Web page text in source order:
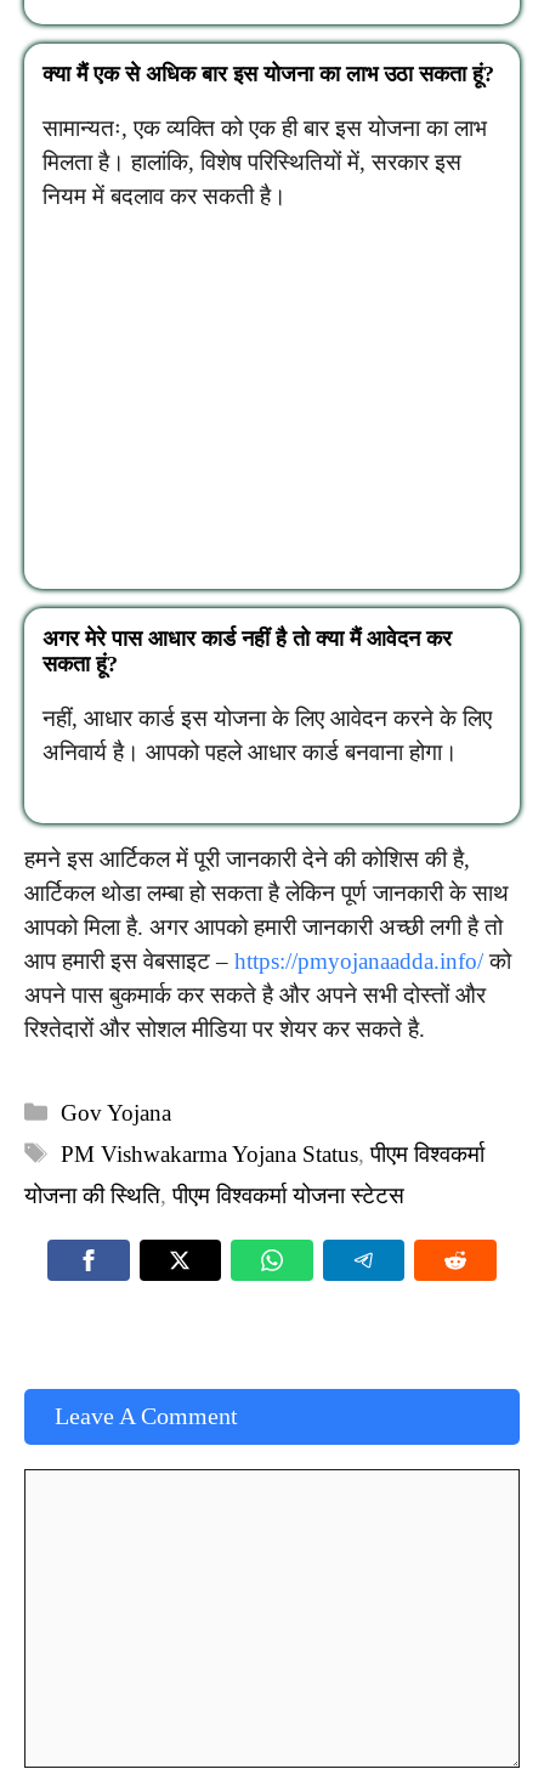
क्या मैं एक से अधिक बार इस योजना का लाभ उठा सकता हूं?
सामान्यतः, एक व्यक्ति को एक ही बार इस योजना का लाभ
मिलता है। हालांकि, विशेष परिस्थितियों में, सरकार इस
नियम में बदलाव कर सकती है।
अगर मेरे पास आधार कार्ड नहीं है तो क्या मैं आवेदन कर
सकता हूं?
नहीं, आधार कार्ड इस योजना के लिए आवेदन करने के लिए
अनिवार्य है। आपको पहले आधार कार्ड बनवाना होगा।
हमने इस आर्टिकल में पूरी जानकारी देने की कोशिस की है,
आर्टिकल थोडा लम्बा हो सकता है लेकिन पूर्ण जानकारी के साथ
आपको मिला है. अगर आपको हमारी जानकारी अच्छी लगी है तो
आप हमारी इस वेबसाइट – https://pmyojanaadda.info/को
अपने पास बुकमार्क कर सकते है और अपने सभी दोस्तों और
रिश्तेदारों और सोशल मीडिया पर शेयर कर सकते है.
Categories
Gov Yojana
Tags
PM Vishwakarma Yojana Status,पीएम विश्वकर्मा
योजना की स्थिति,पीएम विश्वकर्मा योजना स्टेटस
Leave A Comment